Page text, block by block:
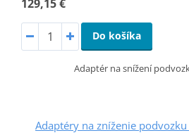
129,15 €
Do košíka
Adaptér na snížení
Adaptéry na zníženie podvozku